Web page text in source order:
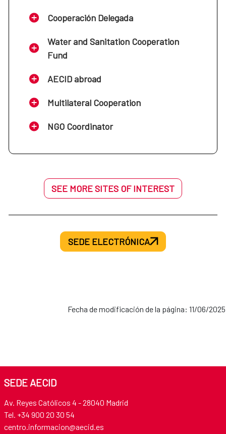
Cooperación Delegada
Water and Sanitation Cooperation
Fund
AECID abroad
Multilateral Cooperation
NGO Coordinator
SEE MORE SITES OF INTEREST
SEDE ELECTRÓNICA
Fecha de modificación de la página: 11/06/2025
SEDE AECID
Av. Reyes Católicos 4 - 28040 Madrid
Tel. +34 900 20 30 54​​​​​​​
centro.informacion@aecid.es